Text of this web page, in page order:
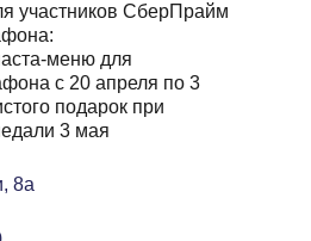
участников СберПрайм
меню для
с 20 апреля по 3
подарок при
3 мая
8а